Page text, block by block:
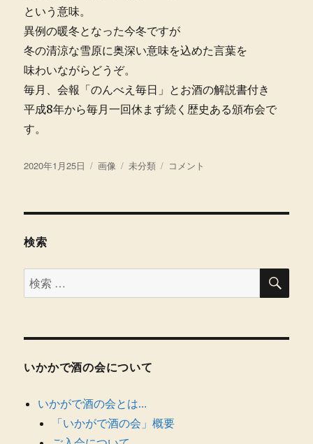
という意味。
異例の暖冬となった今冬ですが
冬の清涼な雪原に奥深い意味を込めた言葉を
味わいながらどうぞ。
毎月、会報「のんべえ毎日」とお酒の解説書付き
平成8年から毎月一回休まず続く歴史ある頒布会で
す。
投
2020年1月25日
フ
マ
画像
カ
リ
未分類
令
年
コメント
検索
検
索
象:
検
いかかで酒の会について
いかがで酒の会とは…
「いかがで酒の会」概要